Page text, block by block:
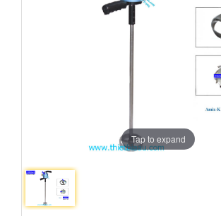
Tap to expand